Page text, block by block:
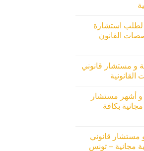
استشارة
القانون
و مستشار قانوني
أشهر مستشار
بكافة
مستشار قانوني
مجانية – تونس